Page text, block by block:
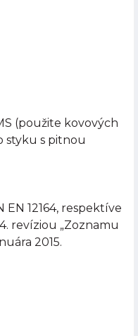
(použite kovových
styku s pitnou
12164, respektíve
revíziou „Zoznamu
2015.